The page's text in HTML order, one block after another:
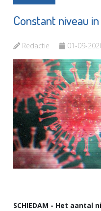
Constant niveau
Redactie 01-09-
SCHIEDAM - Het